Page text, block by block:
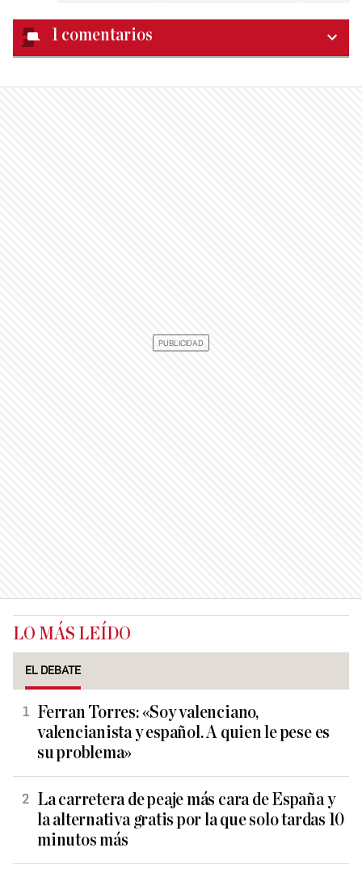
1 comentarios
LO MÁS LEÍDO
EL DEBATE
Ferran Torres: «Soy valenciano,
valencianista y español. A quien le pese es
su problema»
La carretera de peaje más cara de España y
la alternativa gratis por la que solo tardas 10
minutos más